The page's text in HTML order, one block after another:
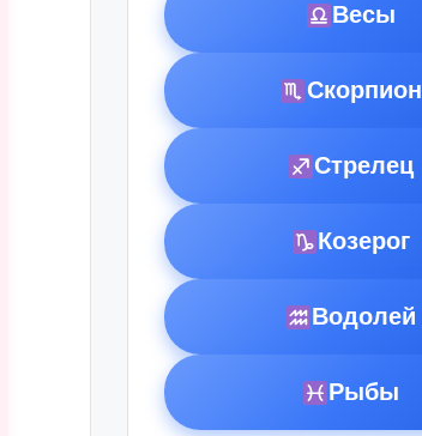
Весы
Скорпион
Стрелец
Козерог
Водолей
Рыбы